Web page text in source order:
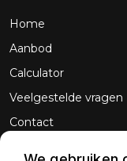
Home
Aanbod
Calculator
Veelgestelde vragen
Contact